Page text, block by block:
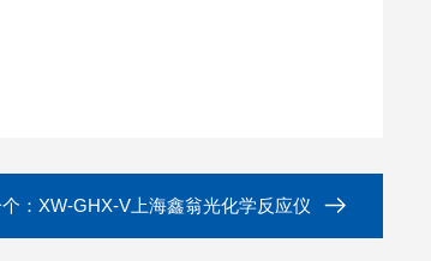
： XW-GHX-V上海鑫翁光化学反应仪